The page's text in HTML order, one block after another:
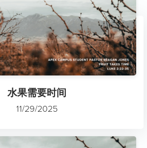
水果需要时间
11/29/2025